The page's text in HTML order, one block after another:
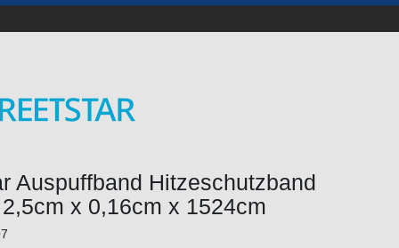
Auspuffband Hitzeschutzband
x 0,16cm x 1524cm